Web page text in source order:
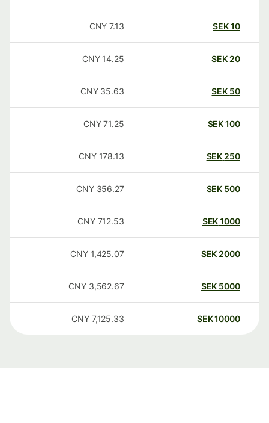
SEK
7.13
CNY
20
SEK
14.25
CNY
50
SEK
35.63
CNY
100
SEK
71.25
CNY
250
SEK
178.13
CNY
500
SEK
356.27
CNY
1000
SEK
712.53
CNY
2000
SEK
1,425.07
CNY
5000
SEK
3,562.67
CNY
10000
SEK
7,125.33
CNY